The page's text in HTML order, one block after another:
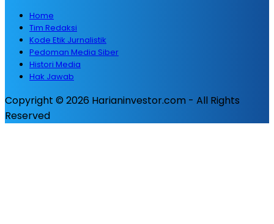
Home
Tim Redaksi
Kode Etik Jurnalistik
Pedoman Media Siber
Histori Media
Hak Jawab
Copyright © 2026 Harianinvestor.com - All Rights
Reserved